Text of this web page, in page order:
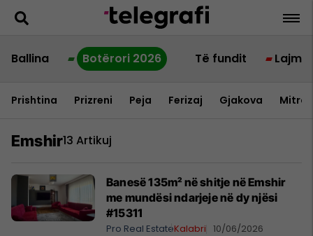
Ballina Botërori 2026 Të fundit Lajme
Prishtina Prizreni Peja Ferizaj Gjakova
Emshir13 Artikuj
Banesë 135m² në shitje në Emshir
me mundësi ndarjeje në dy njësi
#15311
Pro Real EstateKalabri 10/06/2026